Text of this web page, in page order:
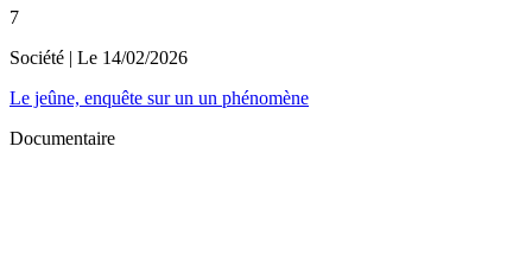
7
Société | Le 14/02/2026
Le jeûne, enquête sur un un phénomène
Documentaire